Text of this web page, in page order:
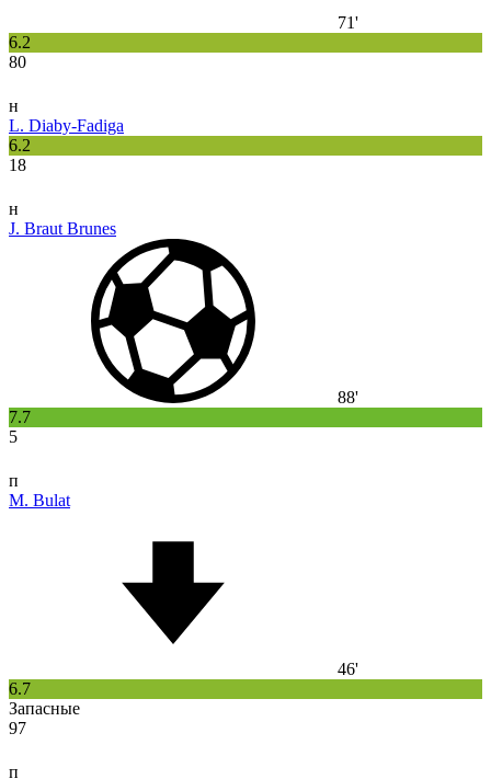
71'
6.2
80
н
L. Diaby-Fadiga
6.2
18
н
J. Braut Brunes
88'
7.7
5
п
M. Bulat
46'
6.7
Запасные
97
п